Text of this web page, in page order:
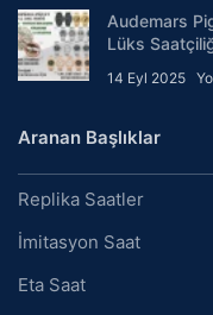
Audemars
Lüks
14 Eyl 2025
Aranan Başlıklar
Replika Saatler
İmitasyon Saat
Eta Saat